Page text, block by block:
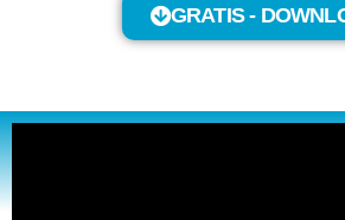
GRATIS -